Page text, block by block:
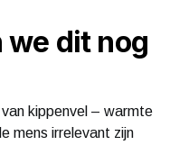
we dit nog
kippenvel – warmte
mens irrelevant zijn